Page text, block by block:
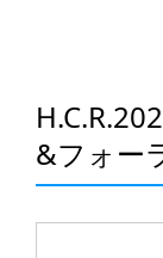
&フォー